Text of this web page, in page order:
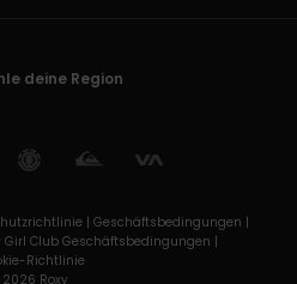
deine Region
| Geschäftsbedingungen |
Girl Club Geschäftsbedingungen |
Richtlinie
Roxy